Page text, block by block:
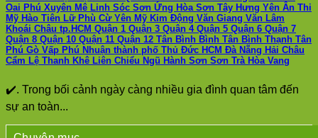
Oai Phú Xuyên Mê Linh Sóc Sơn Ứng Hòa Sơn Tây Hưng Yên Ân Thi
Mỹ Hào Tiên Lữ Phù Cừ Yên Mỹ Kim Động Văn Giang Văn Lâm
Khoái Châu tp.HCM Quận 1 Quận 3 Quận 4 Quận 5 Quận 6 Quận 7
Quận 8 Quận 10 Quận 11 Quận 12 Tân Bình Bình Tân Bình Thạnh Tân
Phú Gò Vấp Phú Nhuận thành phố Thủ Đức HCM Đà Nẵng Hải Châu
Cẩm Lệ Thanh Khê Liên Chiểu Ngũ Hành Sơn Sơn Trà Hòa Vang
✔️. Trong bối cảnh ngày càng nhiều gia đình quan tâm đến
sự an toàn...